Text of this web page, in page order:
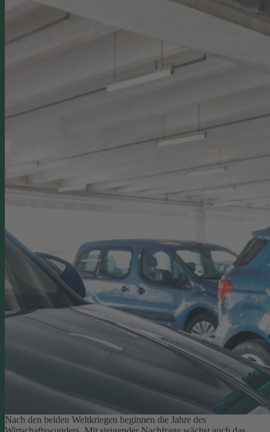
Nach den beiden Weltkriegen beginnen die Jahre des